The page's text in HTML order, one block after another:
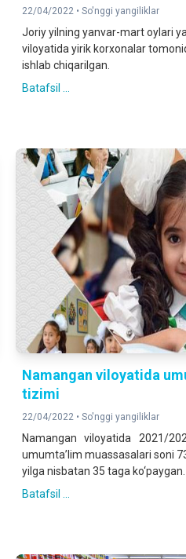
22/04/2022 • So'nggi yangiliklar
Joriy yilning yanvar-mart oylari
viloyatida yirik korxonalar
ishlab chiqarilgan.
Batafsil ...
Namangan viloyatida
tizimi
22/04/2022 • So'nggi yangiliklar
Namangan viloyatida 2021/
umumta’lim muassasalari soni
yilga nisbatan 35 taga ko‘paygan.
Batafsil ...